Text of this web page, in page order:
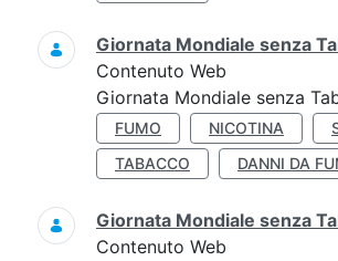
Giornata Mondiale senza
Contenuto Web
Giornata Mondiale senza
FUMO NICOTINA
TABACCO
DANNI DA
Giornata Mondiale senza
Contenuto Web